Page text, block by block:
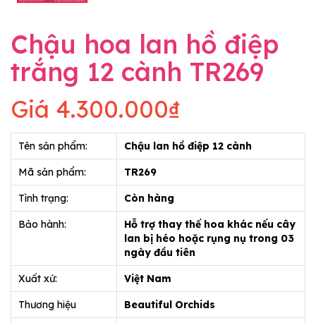
Chậu hoa lan hồ điệp
trắng 12 cành TR269
Giá 4.300.000₫
Tên sản phẩm: Chậu lan hồ điệp 12 cành
Mã sản phẩm: TR269
Tình trạng: Còn hàng
Bảo hành:
Hỗ trợ thay thế hoa khác nếu cây
lan bị héo hoặc rụng nụ trong 03
ngày đầu tiên
Xuất xứ: Việt Nam
Thương hiệu Beautiful Orchids